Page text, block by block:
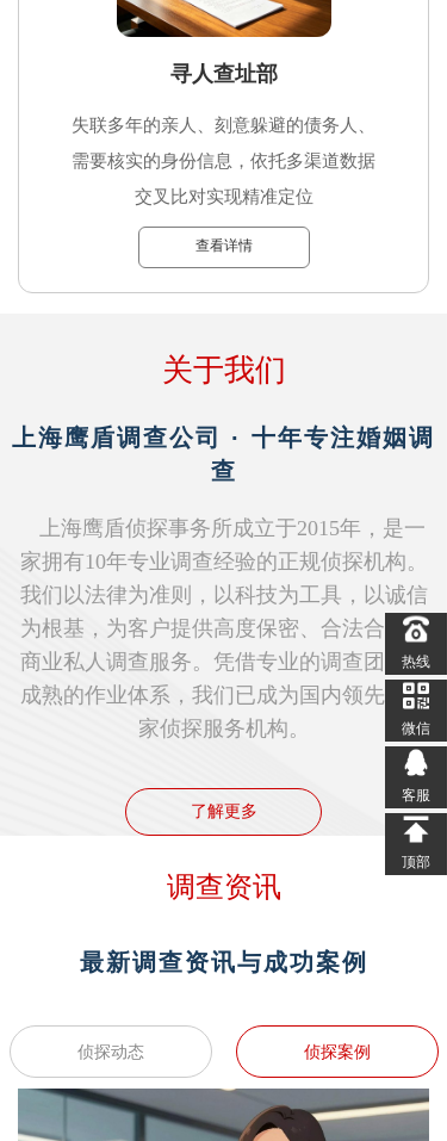
寻人查址部
失联多年的亲人、刻意躲避的债务人、
需要核实的身份信息，依托多渠道数据
交叉比对实现精准定位
查看详情
上海鹰盾侦探事务所成立于2015年，是一
家拥有10年专业调查经验的正规侦探机构。
我们以法律为准则，以科技为工具，以诚信
为根基，为客户提供高度保密、合法合规的
商业私人调查服务。凭借专业的调查团队与
成熟的作业体系，我们已成为国内领先的私
家侦探服务机构。
了解更多
关于我们
上海鹰盾调查公司 · 十年专注婚姻调
查
侦探动态 侦探案例
调查资讯
最新调查资讯与成功案例
热线
微信
客服
顶部